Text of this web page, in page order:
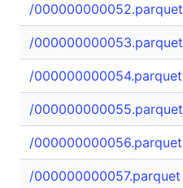
/000000000052.parquet
/000000000053.parquet
/000000000054.parquet
/000000000055.parquet
/000000000056.parquet
/000000000057.parquet